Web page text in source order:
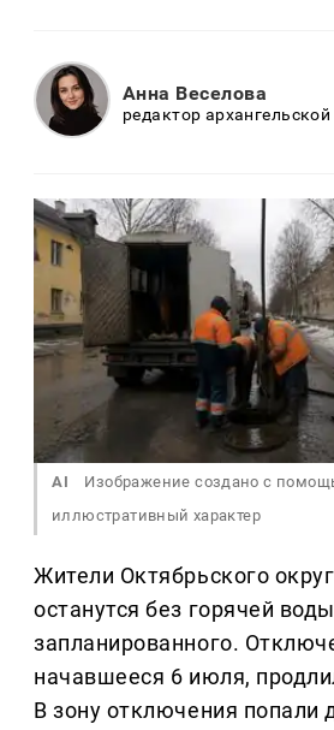
Анна Веселова
редактор
AI
Изображение создано с
иллюстративный характер
Жители Октябрьского
останутся без горячей
запланированного.
начавшееся 6 июля,
В зону отключения попали